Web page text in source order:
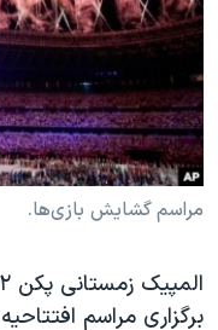
فرهنگ و زندگی
حقوق شهروندی
اقتصادی
علم و فناوری
اسرائیل در جنگ
آرشیو پخش زنده
مستندها
انتخابات ریاست جمهوری
حمله جمهوری اسلامی
رمز مهسا
ورزش زنان در ایران
مجموعه مستندهای
دنبال کنید
زبانهای مختلف
مراسم گشایش بازی‌ها.
برگزاری مراسم